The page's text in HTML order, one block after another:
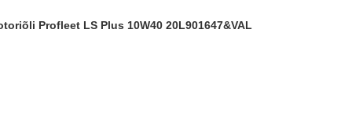
Profleet LS Plus 10W40 20L901647&VAL